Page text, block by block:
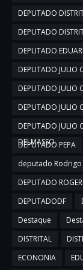
DEPUTADO
DEPUTADO
DEPUTADO
DEPUTADO JULIO
DEPUTADO JULIO
DEPUTADO JULIO
DEPUTADO JULIO
DELMASSO
DEPUTADO PEPA
deputado Rodrigo
DEPUTADO
DEPUTADODF
Destaque
DISTRITAL
ECONONIA